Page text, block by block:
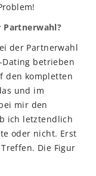
Partnerwahl?
der Partnerwahl
betrieben
den kompletten
und im
mir den
ich letztendlich
oder nicht. Erst
Die Figur